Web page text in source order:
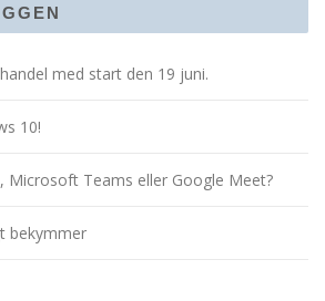
med start den 19 juni.
10!
Teams eller Google Meet?
bekymmer